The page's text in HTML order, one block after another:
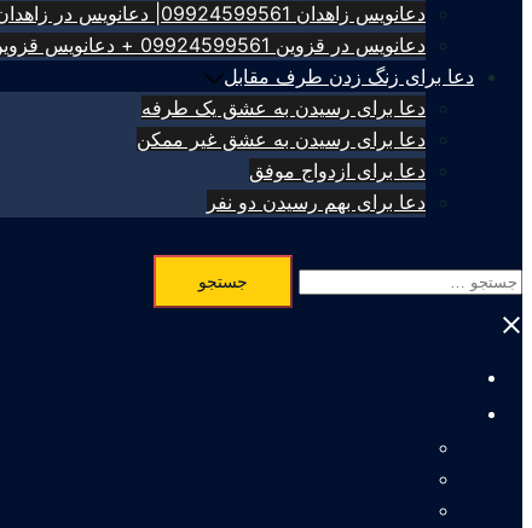
دعانویس زاهدان 09924599561| دعانویس در زاهدان
دعانویس در قزوین 09924599561 + دعانویس قزوین
دعا برای زنگ زدن طرف مقابل
دعا برای رسیدن به عشق یک طرفه
دعا برای رسیدن به عشق غیر ممکن
دعا برای ازدواج موفق
دعا برای بهم رسیدن دو نفر
جستجو
برای:
Close